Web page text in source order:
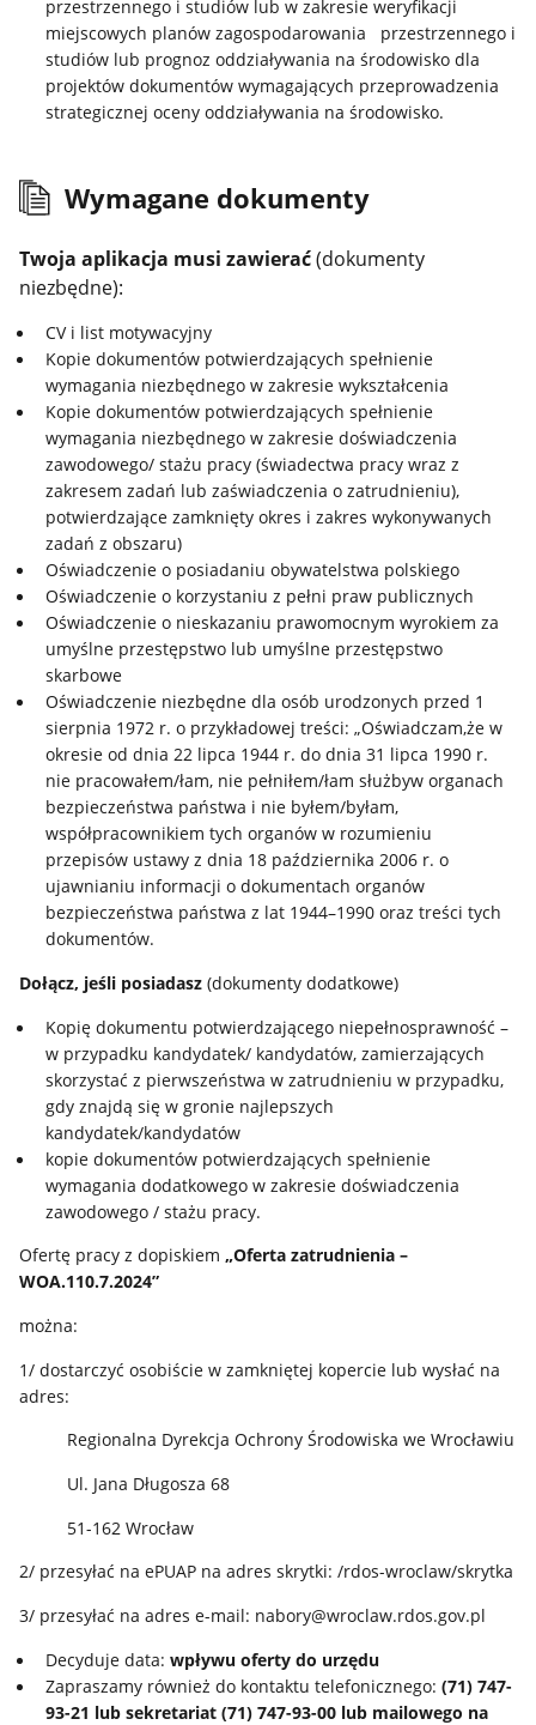
przestrzennego i studiów lub w zakresie weryfikacji
miejscowych planów zagospodarowania przestrzennego i
studiów lub prognoz oddziaływania na środowisko dla
projektów dokumentów wymagających przeprowadzenia
strategicznej oceny oddziaływania na środowisko.
Wymagane dokumenty
Twoja aplikacja musi zawierać(dokumenty
niezbędne):
CV i list motywacyjny
Kopie dokumentów potwierdzających spełnienie
wymagania niezbędnego w zakresie wykształcenia
Kopie dokumentów potwierdzających spełnienie
wymagania niezbędnego w zakresie doświadczenia
zawodowego/ stażu pracy (świadectwa pracy wraz z
zakresem zadań lub zaświadczenia o zatrudnieniu),
potwierdzające zamknięty okres i zakres wykonywanych
zadań z obszaru)
Oświadczenie o posiadaniu obywatelstwa polskiego
Oświadczenie o korzystaniu z pełni praw publicznych
Oświadczenie o nieskazaniu prawomocnym wyrokiem za
umyślne przestępstwo lub umyślne przestępstwo
skarbowe
Oświadczenie niezbędne dla osób urodzonych przed 1
sierpnia 1972 r. o przykładowej treści: „Oświadczam,że w
okresie od dnia 22 lipca 1944 r. do dnia 31 lipca 1990 r.
nie pracowałem/łam, nie pełniłem/łam służbyw organach
bezpieczeństwa państwa i nie byłem/byłam,
współpracownikiem tych organów w rozumieniu
przepisów ustawy z dnia 18 października 2006 r. o
ujawnianiu informacji o dokumentach organów
bezpieczeństwa państwa z lat 1944–1990 oraz treści tych
dokumentów.
Dołącz, jeśli posiadasz(dokumenty dodatkowe)
Kopię dokumentu potwierdzającego niepełnosprawność –
w przypadku kandydatek/ kandydatów, zamierzających
skorzystać z pierwszeństwa w zatrudnieniu w przypadku,
gdy znajdą się w gronie najlepszych
kandydatek/kandydatów
kopie dokumentów potwierdzających spełnienie
wymagania dodatkowego w zakresie doświadczenia
zawodowego / stażu pracy.
Ofertę pracy z dopiskiem„Oferta zatrudnienia –
WOA.110.7.2024”
można:
1/ dostarczyć osobiście w zamkniętej kopercie lub wysłać na
adres:
Regionalna Dyrekcja Ochrony Środowiska we Wrocławiu
Ul. Jana Długosza 68
51-162 Wrocław
2/ przesyłać na ePUAP na adres skrytki: /rdos-wroclaw/skrytka
3/ przesyłać na adres e-mail: nabory@wroclaw.rdos.gov.pl
Decyduje data:wpływu oferty do urzędu
Zapraszamy również do kontaktu telefonicznego:(71) 747-
93-21 lub sekretariat (71) 747-93-00 lub mailowego na